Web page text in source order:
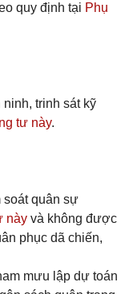
quy định tại Phụ
trinh sát kỹ
tư này.
soát quân sự
này và không được
phục dã chiến,
mưu lập dự toán